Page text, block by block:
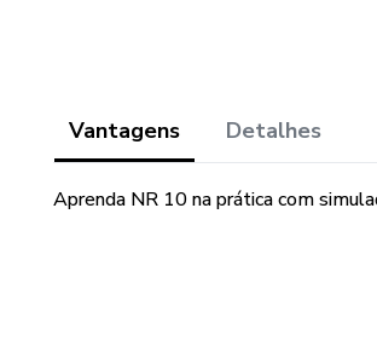
Vantagens Detalhes
Aprenda NR 10 na prática com